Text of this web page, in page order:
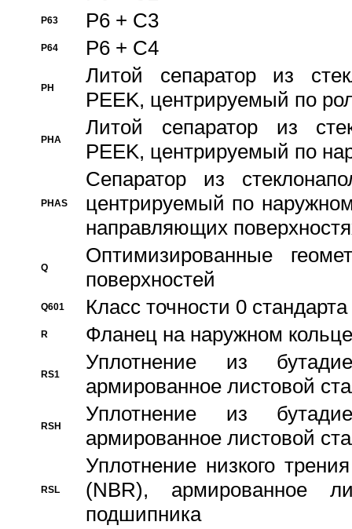
P63 P6 + C3
P64 P6 + C4
PH
Литой сепаратор из
PEEK, центрируемый по
PHA
Литой сепаратор из
PEEK, центрируемый по
PHAS
Сепаратор из
центрируемый по
направляющих
Q
Оптимизированные
поверхностей
Q601 Класс точности 0
R Фланец на наружном кольце
RS1
Уплотнение из
армированное листовой
RSH
Уплотнение из
армированное листовой
RSL
Уплотнение низкого
(NBR), армированное
подшипника